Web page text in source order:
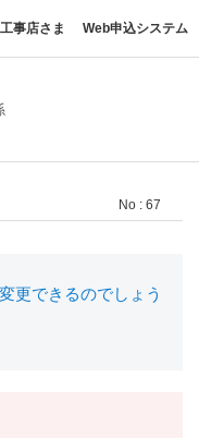
事店さま Web申込システム
No : 67
更できるのでしょう